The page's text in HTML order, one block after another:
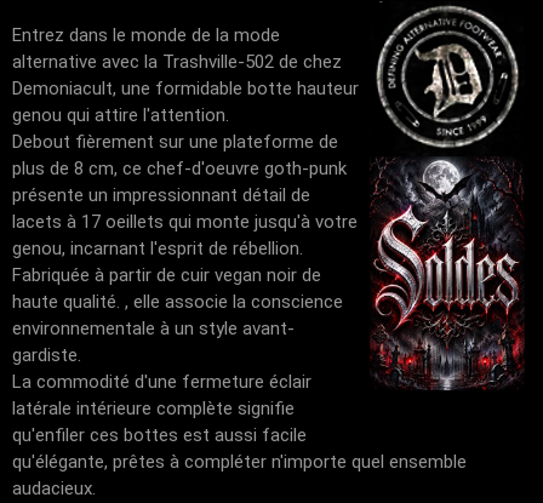
Entrez dans le monde de la mode
alternative avec la Trashville-502 de chez
Demoniacult, une formidable botte hauteur
genou qui attire l'attention.
Debout fièrement sur une plateforme de
plus de 8 cm, ce chef-d'oeuvre goth-punk
présente un impressionnant détail de
lacets à 17 oeillets qui monte jusqu'à votre
genou, incarnant l'esprit de rébellion.
Fabriquée à partir de cuir vegan noir de
haute qualité. , elle associe la conscience
environnementale à un style avant-
gardiste.
La commodité d'une fermeture éclair
latérale intérieure complète signifie
qu'enfiler ces bottes est aussi facile
qu'élégante, prêtes à compléter n'importe quel ensemble
audacieux.